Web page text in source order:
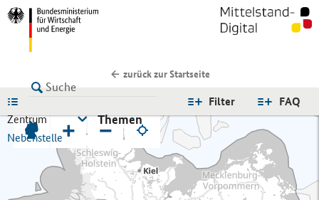
zurück zur Startseite
FAQ
Filter
Zentrum
Nebenstelle
Themen
+ −